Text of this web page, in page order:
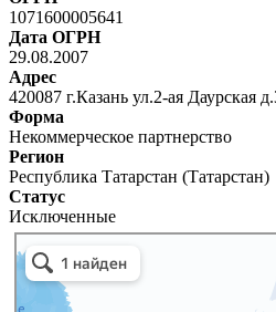
1071600005641
Дата ОГРН
29.08.2007
Адрес
420087 г.Казань ул.2-ая Даурская
Форма
Некоммерческое партнерство
Регион
Республика Татарстан (Татарстан)
Статус
Исключенные